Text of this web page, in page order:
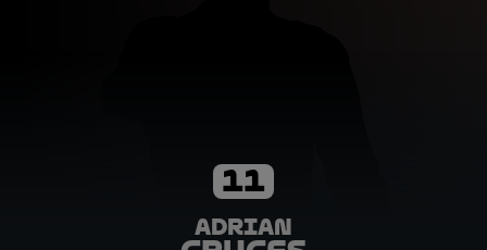
11
Adrian